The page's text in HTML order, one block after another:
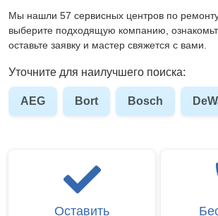
Мы нашли 57 сервисных центров по
выберите подходящую компанию,
оставьте заявку и мастер свяжется с вами.
Уточните для наилучшего поиска:
AEG Bort Bosch
Оставить